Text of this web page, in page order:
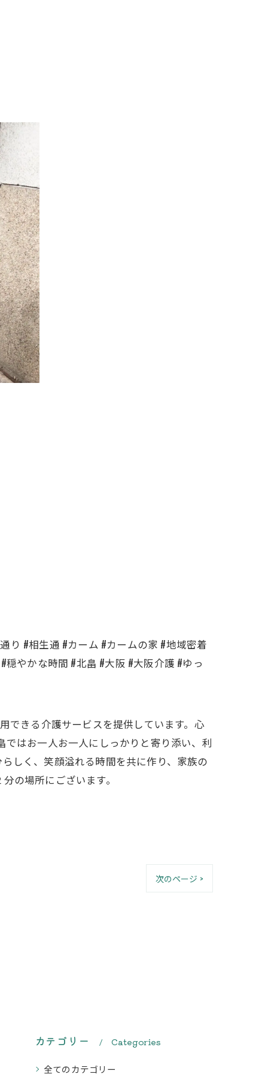
り #相生通 #カーム #カームの家 #地域密着
やかな時間 #北畠 #大阪 #大阪介護 #ゆっ
できる介護サービスを提供しています。心
はお一人お一人にしっかりと寄り添い、利
しく、笑顔溢れる時間を共に作り、家族の
の場所にございます。
次のページ >
カテゴリー Categories
全てのカテゴリー